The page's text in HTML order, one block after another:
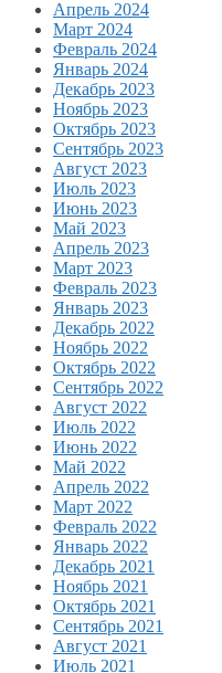
Апрель 2024
Март 2024
Февраль 2024
Январь 2024
Декабрь 2023
Ноябрь 2023
Октябрь 2023
Сентябрь 2023
Август 2023
Июль 2023
Июнь 2023
Май 2023
Апрель 2023
Март 2023
Февраль 2023
Январь 2023
Декабрь 2022
Ноябрь 2022
Октябрь 2022
Сентябрь 2022
Август 2022
Июль 2022
Июнь 2022
Май 2022
Апрель 2022
Март 2022
Февраль 2022
Январь 2022
Декабрь 2021
Ноябрь 2021
Октябрь 2021
Сентябрь 2021
Август 2021
Июль 2021